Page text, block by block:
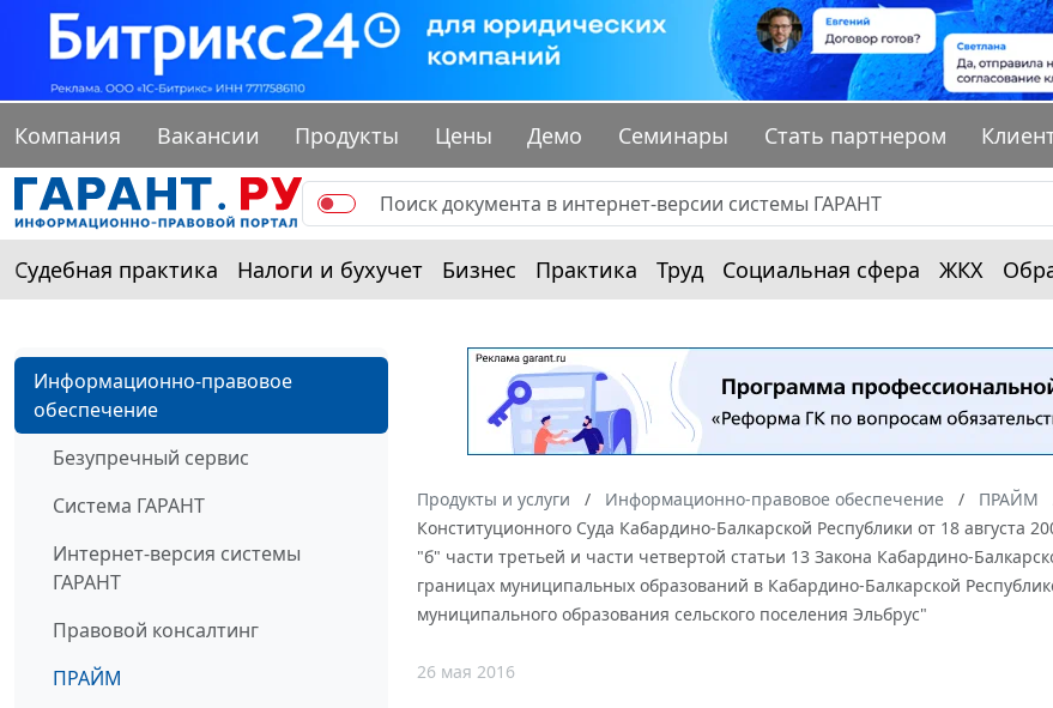
Компания Вакансии Продукты Цены Демо Семинары Стать партнером
Судебная практика Налоги и бухучет Бизнес Практика Труд Социальная сфера ЖКХ
Информационно-правовое
обеспечение
Безупречный сервис
Система ГАРАНТ
Интернет-версия системы
ГАРАНТ
Правовой консалтинг
ПРАЙМ
Продукты и услуги Информационно-правовое обеспечение ПРАЙМ
Конституционного Суда Кабардино-Балкарской Республики от 18 августа
"б" части третьей и части четвертой статьи 13 Закона Кабардино-
границах муниципальных образований в Кабардино-Балкарской
муниципального образования сельского поселения Эльбрус"
26 мая 2016